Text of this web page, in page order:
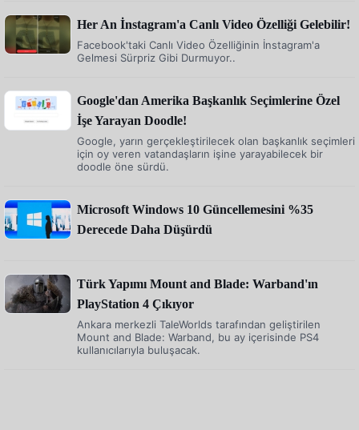
Her An İnstagram'a Canlı Video Özelliği Gelebilir!
Facebook'taki Canlı Video Özelliğinin İnstagram'a
Gelmesi Sürpriz Gibi Durmuyor..
Google'dan Amerika Başkanlık Seçimlerine Özel
İşe Yarayan Doodle!
Google, yarın gerçekleştirilecek olan başkanlık seçimleri
için oy veren vatandaşların işine yarayabilecek bir
doodle öne sürdü.
Microsoft Windows 10 Güncellemesini %35
Derecede Daha Düşürdü
Türk Yapımı Mount and Blade: Warband'ın
PlayStation 4 Çıkıyor
Ankara merkezli TaleWorlds tarafından geliştirilen
Mount and Blade: Warband, bu ay içerisinde PS4
kullanıcılarıyla buluşacak.